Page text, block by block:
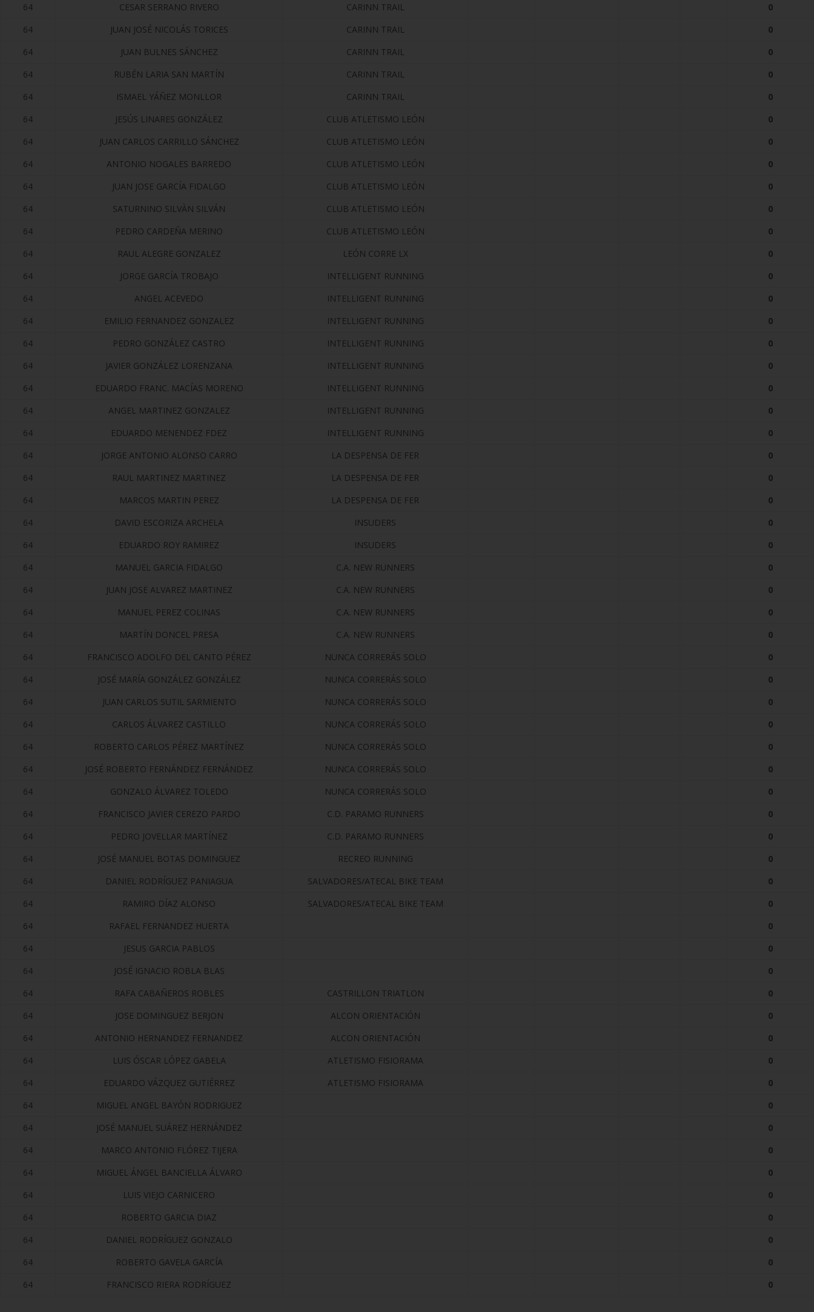
64
CESAR SERRANO RIVERO CARINN TRAIL
0
64
JUAN JOSÉ NICOLÁS TORICES CARINN TRAIL
0
64
JUAN BULNES SÁNCHEZ CARINN TRAIL
0
64
RUBÉN LARIA SAN MARTÍN CARINN TRAIL
0
64
ISMAEL YÁÑEZ MONLLOR CARINN TRAIL
0
64
JESÚS LINARES GONZÁLEZ CLUB ATLETISMO LEÓN
0
64
JUAN CARLOS CARRILLO SÁNCHEZ CLUB ATLETISMO LEÓN
0
64
ANTONIO NOGALES BARREDO CLUB ATLETISMO LEÓN
0
64
JUAN JOSE GARCÍA FIDALGO CLUB ATLETISMO LEÓN
0
64
SATURNINO SILVÀN SILVÁN CLUB ATLETISMO LEÓN
0
64
PEDRO CARDEÑA MERINO CLUB ATLETISMO LEÓN
0
64
RAUL ALEGRE GONZALEZ LEÓN CORRE LX
0
64
JORGE GARCÍA TROBAJO INTELLIGENT RUNNING
0
64
ANGEL ACEVEDO INTELLIGENT RUNNING
0
64
EMILIO FERNANDEZ GONZALEZ INTELLIGENT RUNNING
0
64
PEDRO GONZÁLEZ CASTRO INTELLIGENT RUNNING
0
64
JAVIER GONZÁLEZ LORENZANA INTELLIGENT RUNNING
0
64
EDUARDO FRANC. MACÍAS MORENO INTELLIGENT RUNNING
0
64
ANGEL MARTINEZ GONZALEZ INTELLIGENT RUNNING
0
64
EDUARDO MENENDEZ FDEZ INTELLIGENT RUNNING
0
64
JORGE ANTONIO ALONSO CARRO LA DESPENSA DE FER
0
64
RAUL MARTINEZ MARTINEZ LA DESPENSA DE FER
0
64
MARCOS MARTIN PEREZ LA DESPENSA DE FER
0
64
DAVID ESCORIZA ARCHELA INSUDERS
0
64
EDUARDO ROY RAMIREZ INSUDERS
0
64
MANUEL GARCIA FIDALGO C.A. NEW RUNNERS
0
64
JUAN JOSE ALVAREZ MARTINEZ C.A. NEW RUNNERS
0
64
MANUEL PEREZ COLINAS C.A. NEW RUNNERS
0
64
MARTÍN DONCEL PRESA C.A. NEW RUNNERS
0
64
FRANCISCO ADOLFO DEL CANTO PÉREZ NUNCA CORRERÁS SOLO
0
64
JOSÉ MARÍA GONZÁLEZ GONZÁLEZ NUNCA CORRERÁS SOLO
0
64
JUAN CARLOS SUTIL SARMIENTO NUNCA CORRERÁS SOLO
0
64
CARLOS ÁLVAREZ CASTILLO NUNCA CORRERÁS SOLO
0
64
ROBERTO CARLOS PÉREZ MARTÍNEZ NUNCA CORRERÁS SOLO
0
64
JOSÉ ROBERTO FERNÁNDEZ FERNÁNDEZ NUNCA CORRERÁS SOLO
0
64
GONZALO ÁLVAREZ TOLEDO NUNCA CORRERÁS SOLO
0
64
FRANCISCO JAVIER CEREZO PARDO C.D. PARAMO RUNNERS
0
64
PEDRO JOVELLAR MARTÍNEZ C.D. PARAMO RUNNERS
0
64
JOSÉ MANUEL BOTAS DOMINGUEZ RECREO RUNNING
0
64
DANIEL RODRÍGUEZ PANIAGUA SALVADORES/ATECAL BIKE TEAM
0
64
RAMIRO DÍAZ ALONSO SALVADORES/ATECAL BIKE TEAM
0
64
RAFAEL FERNANDEZ HUERTA
0
64
JESUS GARCIA PABLOS
0
64
JOSÉ IGNACIO ROBLA BLAS
0
64
RAFA CABAÑEROS ROBLES CASTRILLON TRIATLON
0
64
JOSE DOMINGUEZ BERJON ALCON ORIENTACIÓN
0
64
ANTONIO HERNANDEZ FERNANDEZ ALCON ORIENTACIÓN
0
64
LUIS ÓSCAR LÓPEZ GABELA ATLETISMO FISIORAMA
0
64
EDUARDO VÁZQUEZ GUTIÉRREZ ATLETISMO FISIORAMA
0
64
MIGUEL ANGEL BAYÓN RODRIGUEZ
0
64
JOSÉ MANUEL SUÁREZ HERNÁNDEZ
0
64
MARCO ANTONIO FLÓREZ TIJERA
0
64
MIGUEL ÁNGEL BANCIELLA ÁLVARO
0
64
LUIS VIEJO CARNICERO
0
64
ROBERTO GARCIA DIAZ
0
64
DANIEL RODRÍGUEZ GONZALO
0
64
ROBERTO GAVELA GARCÍA
0
64
FRANCISCO RIERA RODRÍGUEZ 0